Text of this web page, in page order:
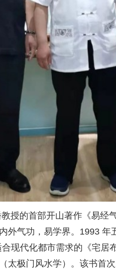
授的首部开山著作《易经
外气功，易学界。1993
现代化都市需求的《宅居
太极门风水学）。该书首